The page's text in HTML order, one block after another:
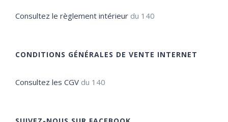
Consultez le règlement intérieur du 140
CONDITIONS GÉNÉRALES DE VENTE INTERNET
Consultez les CGV du 140